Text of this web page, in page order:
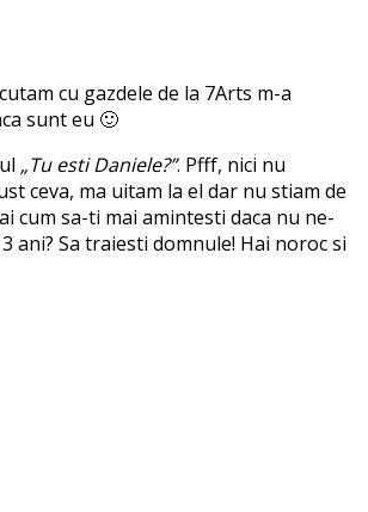
cu gazdele de la 7Arts m-a
sunt eu 🙂
„Tu esti Daniele?”. Pfff, nici nu
ceva, ma uitam la el dar nu stiam de
cum sa-ti mai amintesti daca nu ne-
ani? Sa traiesti domnule! Hai noroc si